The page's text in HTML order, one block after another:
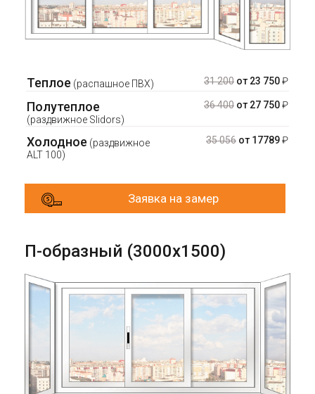
Теплое (распашное ПВХ) 31 200 от 23 750₽
Полутеплое
(раздвижное Slidors)
36 400 от 27 750₽
Холодное (раздвижное
ALT 100)
35 056 от 17789₽
Заявка на замер
П-образный (3000х1500)